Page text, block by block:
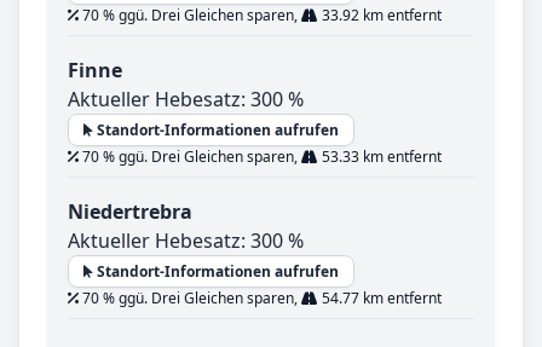
70 % ggü. Drei Gleichen sparen,
33.92 km entfernt
Finne
Aktueller Hebesatz: 300 %
Standort-Informationen aufrufen
70 % ggü. Drei Gleichen sparen,
53.33 km entfernt
Niedertrebra
Aktueller Hebesatz: 300 %
Standort-Informationen aufrufen
70 % ggü. Drei Gleichen sparen,
54.77 km entfernt